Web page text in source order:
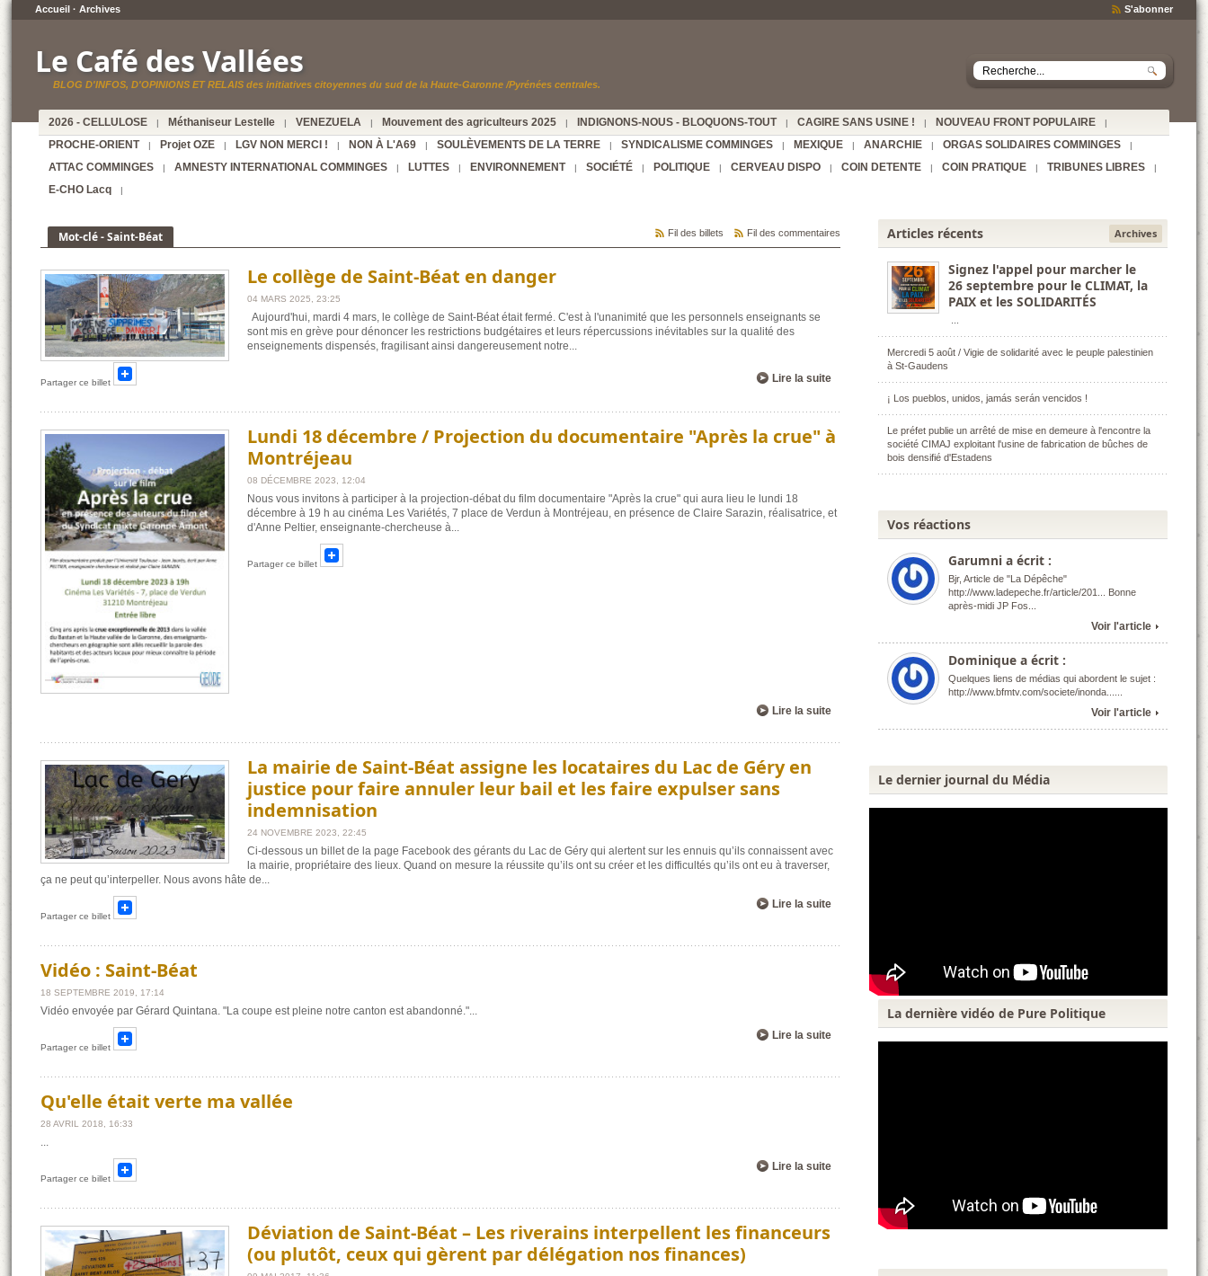
Accueil · Archives S'abonner
Le Café des Vallées
BLOG D'INFOS, D'OPINIONS ET RELAIS des initiatives citoyennes du sud de la Haute-Garonne /Pyrénées centrales.
2026 - CELLULOSE | Méthaniseur Lestelle | VENEZUELA | Mouvement des agriculteurs 2025 | INDIGNONS-NOUS - BLOQUONS-TOUT | CAGIRE SANS USINE ! | NOUVEAU FRONT POPULAIRE |
PROCHE-ORIENT | Projet OZE | LGV NON MERCI ! | NON À L'A69 | SOULÈVEMENTS DE LA TERRE | SYNDICALISME COMMINGES | MEXIQUE | ANARCHIE | ORGAS SOLIDAIRES COMMINGES |
ATTAC COMMINGES | AMNESTY INTERNATIONAL COMMINGES | LUTTES | ENVIRONNEMENT | SOCIÉTÉ | POLITIQUE | CERVEAU DISPO | COIN DETENTE | COIN PRATIQUE | TRIBUNES LIBRES |
E-CHO Lacq |
Fil des billets Fil des commentaires
Mot-clé - Saint-Béat
Le collège de Saint-Béat en danger
04 MARS 2025, 23:25
Aujourd'hui, mardi 4 mars, le collège de Saint-Béat était fermé. C'est à l'unanimité que les personnels enseignants se
sont mis en grève pour dénoncer les restrictions budgétaires et leurs répercussions inévitables sur la qualité des
enseignements dispensés, fragilisant ainsi dangereusement notre...
Lire la suite
Partager ce billet
Lundi 18 décembre / Projection du documentaire "Après la crue" à
Montréjeau
08 DÉCEMBRE 2023, 12:04
Nous vous invitons à participer à la projection-débat du film documentaire "Après la crue" qui aura lieu le lundi 18
décembre à 19 h au cinéma Les Variétés, 7 place de Verdun à Montréjeau, en présence de Claire Sarazin, réalisatrice, et
d'Anne Peltier, enseignante-chercheuse à...
Lire la suite
Partager ce billet
La mairie de Saint-Béat assigne les locataires du Lac de Géry en
justice pour faire annuler leur bail et les faire expulser sans
indemnisation
24 NOVEMBRE 2023, 22:45
Ci-dessous un billet de la page Facebook des gérants du Lac de Géry qui alertent sur les ennuis qu’ils connaissent avec
la mairie, propriétaire des lieux. Quand on mesure la réussite qu’ils ont su créer et les difficultés qu’ils ont eu à traverser,
ça ne peut qu’interpeller. Nous avons hâte de...
Lire la suite
Partager ce billet
Vidéo : Saint-Béat
18 SEPTEMBRE 2019, 17:14
Vidéo envoyée par Gérard Quintana. "La coupe est pleine notre canton est abandonné."...
Lire la suite
Partager ce billet
Qu'elle était verte ma vallée
28 AVRIL 2018, 16:33
...
Lire la suite
Partager ce billet
Déviation de Saint-Béat – Les riverains interpellent les financeurs
(ou plutôt, ceux qui gèrent par délégation nos finances)
Articles récents Archives
Signez l'appel pour marcher le
26 septembre pour le CLIMAT, la
PAIX et les SOLIDARITÉS
Mercredi 5 août / Vigie de solidarité avec le peuple palestinien
à St-Gaudens
¡ Los pueblos, unidos, jamás serán vencidos !
Le préfet publie un arrêté de mise en demeure à l'encontre la
société CIMAJ exploitant l'usine de fabrication de bûches de
bois densifié d'Estadens
Vos réactions
Garumni a écrit :
Bjr, Article de "La Dépêche"
http://www.ladepeche.fr/article/201... Bonne
après-midi JP Fos...
Voir l'article
Dominique a écrit :
Quelques liens de médias qui abordent le sujet :
http://www.bfmtv.com/societe/inonda......
Voir l'article
Le dernier journal du Média
La dernière vidéo de Pure Politique